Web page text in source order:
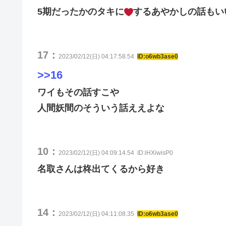
5期だったかのタキに するあやかしの話もい
17： 2023/02/12(日) 04:17:58.54 ID:o6wb3ase0
>>16
ワイもその話すこや
人間妖間のそういう話ええよな
10： 2023/02/12(日) 04:09:14.54 ID:iHXiwisP0
名取さんは柊出てくるから好き
14： 2023/02/12(日) 04:11:08.35 ID:o6wb3ase0